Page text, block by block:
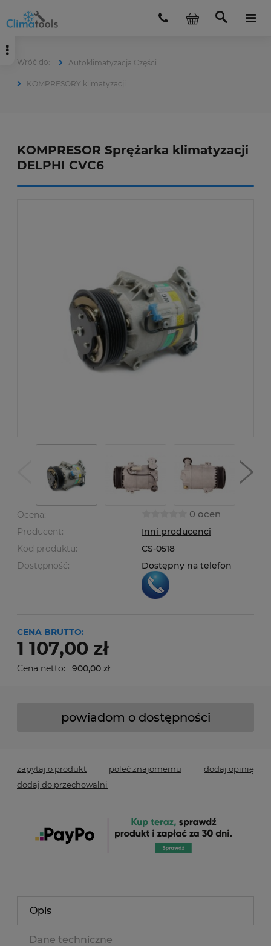
Autoklimatyzacja Części
KOMPRESORY klimatyzacji
KOMPRESOR Sprężarka klimatyzacji
DELPHI CVC6
Ocena: 0 ocen
Producent:
Inni producenci
Kod produktu:
CS-0518
Dostępność:
Dostępny na telefon
CENA BRUTTO:
1 107,00 zł
Cena netto: 900,00 zł
powiadom o dostępności
zapytaj o produkt poleć znajomemu
dodaj opinię
dodaj do przechowalni
Opis
Dane techniczne